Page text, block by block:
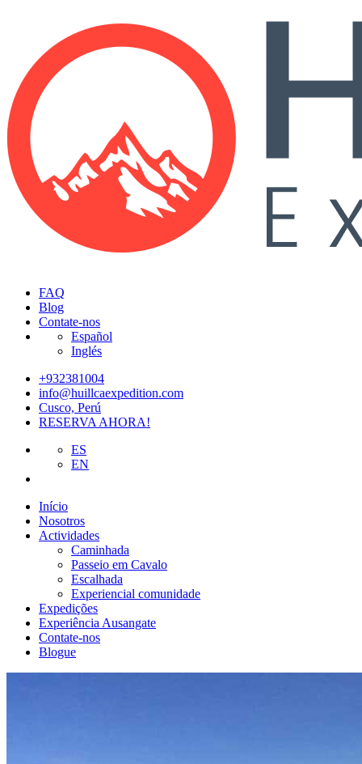
FAQ
Blog
Contate-nos
Español
Inglés
+932381004
info@huillcaexpedition.com
Cusco, Perú
RESERVA AHORA!
ES
EN
Início
Nosotros
Actividades
Caminhada
Passeio em Cavalo
Escalhada
Experiencial comunidade
Expedições
Experiência Ausangate
Contate-nos
Blogue